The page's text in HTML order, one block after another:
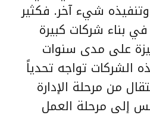
شيء آخر. فكثير
بناء شركات كبيرة
على مدى سنوات
الشركات تواجه تحدياً
من مرحلة الإدارة
إلى مرحلة العمل